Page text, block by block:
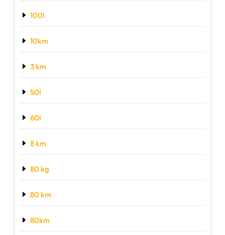
100l
10km
3 km
50l
60l
8 km
80 kg
80 km
80km